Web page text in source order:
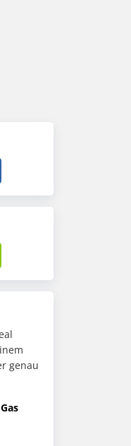
genau